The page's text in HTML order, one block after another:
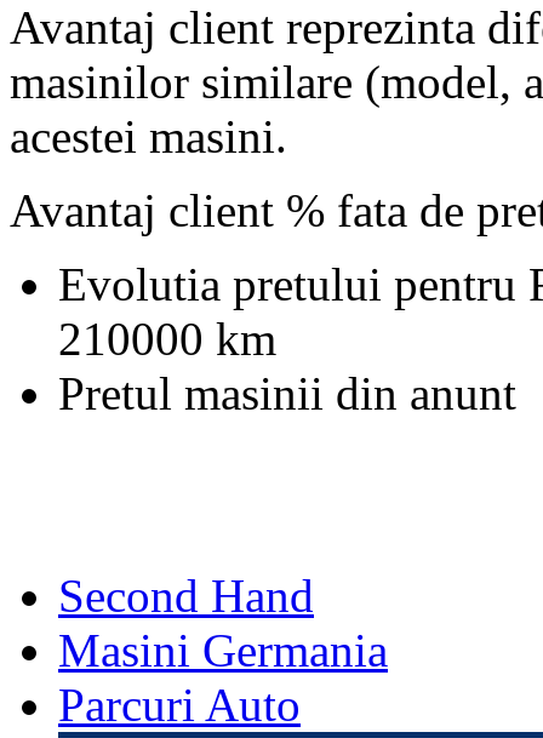
Avantaj client reprezinta
masinilor similare (model,
acestei masini.
Avantaj client % fata de
Evolutia pretului pentru
210000 km
Pretul masinii din anunt
Second Hand
Masini Germania
Parcuri Auto